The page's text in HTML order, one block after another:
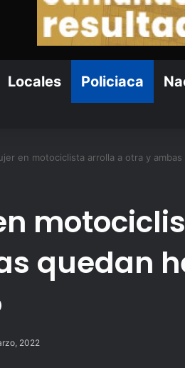
Locales Policiaca
en motociclista arrolla a otra y
quedan
2022